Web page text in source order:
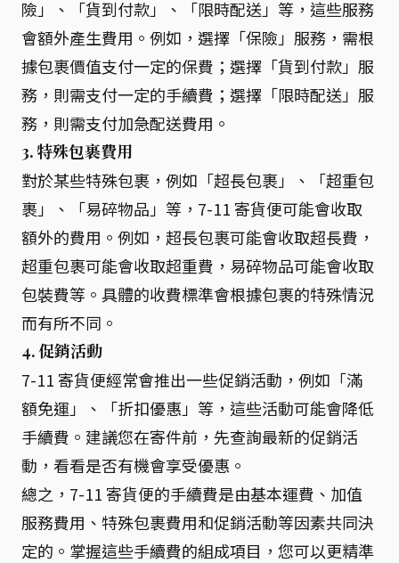
險」、「貨到付款」、「限時配送」等，這些服務
會額外產生費用。例如，選擇「保險」服務，需根
據包裹價值支付一定的保費；選擇「貨到付款」服
務，則需支付一定的手續費；選擇「限時配送」服
務，則需支付加急配送費用。
3. 特殊包裹費用
對於某些特殊包裹，例如「超長包裹」、「超重包
裹」、「易碎物品」等，7-11 寄貨便可能會收取
額外的費用。例如，超長包裹可能會收取超長費，
超重包裹可能會收取超重費，易碎物品可能會收取
包裝費等。具體的收費標準會根據包裹的特殊情況
而有所不同。
4. 促銷活動
7-11 寄貨便經常會推出一些促銷活動，例如「滿
額免運」、「折扣優惠」等，這些活動可能會降低
手續費。建議您在寄件前，先查詢最新的促銷活
動，看看是否有機會享受優惠。
總之，7-11 寄貨便的手續費是由基本運費、加值
服務費用、特殊包裹費用和促銷活動等因素共同決
定的。掌握這些手續費的組成項目，您可以更精準